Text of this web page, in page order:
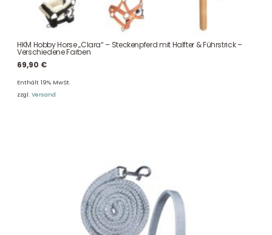
HKM Hobby Horse „Clara“ – Steckenpferd mit Halfter & Führstrick –
Verschiedene Farben
69,90 €
Enthält 19% MwSt.
zzgl. Versand